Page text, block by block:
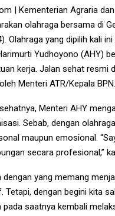
| Kementerian Agraria
olahraga bersama di
Olahraga yang dipilih kali
Yudhoyono (AHY)
kerja. Jalan sehat resmi
Menteri ATR/Kepala BPN.
Menteri AHY
Sebab, dengan
maupun emosional.
secara profesional,”
dengan yang memang
dengan begini kita
saatnya kembali